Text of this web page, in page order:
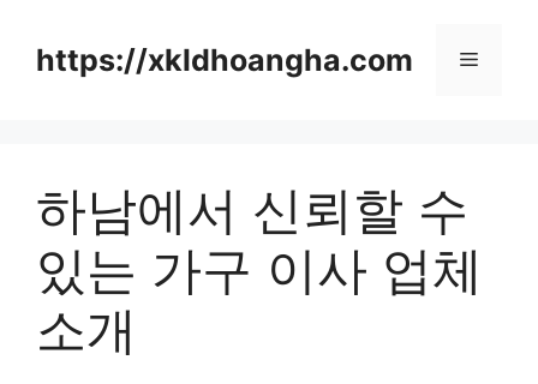
https://xkldhoangha.com 메
하남에서 신뢰할 수
있는 가구 이사 업체
소개